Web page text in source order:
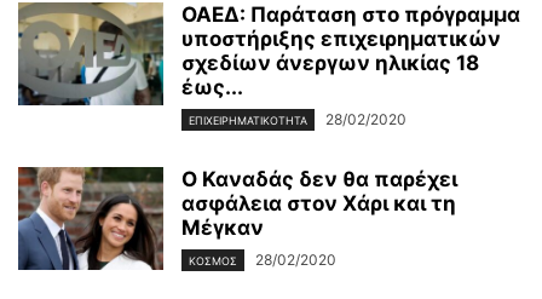
ΟΑΕΔ: Παράταση στο πρόγραμμα
υποστήριξης επιχειρηματικών
σχεδίων άνεργων ηλικίας 18
έως...
ΕΠΙΧΕΙΡΗΜΑΤΙΚΌΤΗΤΑ 28/02/2020
Ο Καναδάς δεν θα παρέχει
ασφάλεια στον Χάρι και τη
Μέγκαν
ΚΌΣΜΟΣ 28/02/2020